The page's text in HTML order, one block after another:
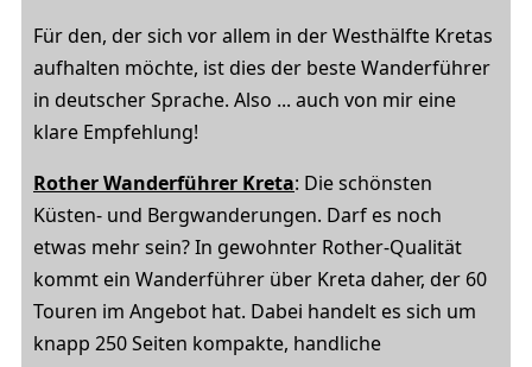
Für den, der sich vor allem in der Westhälfte Kretas
aufhalten möchte, ist dies der beste Wanderführer
in deutscher Sprache. Also ... auch von mir eine
klare Empfehlung!
Rother Wanderführer Kreta: Die schönsten
Küsten- und Bergwanderungen. Darf es noch
etwas mehr sein? In gewohnter Rother-Qualität
kommt ein Wanderführer über Kreta daher, der 60
Touren im Angebot hat. Dabei handelt es sich um
knapp 250 Seiten kompakte, handliche